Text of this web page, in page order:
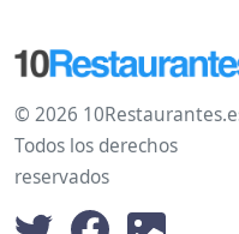
© 2026
Todos los derechos
reservados